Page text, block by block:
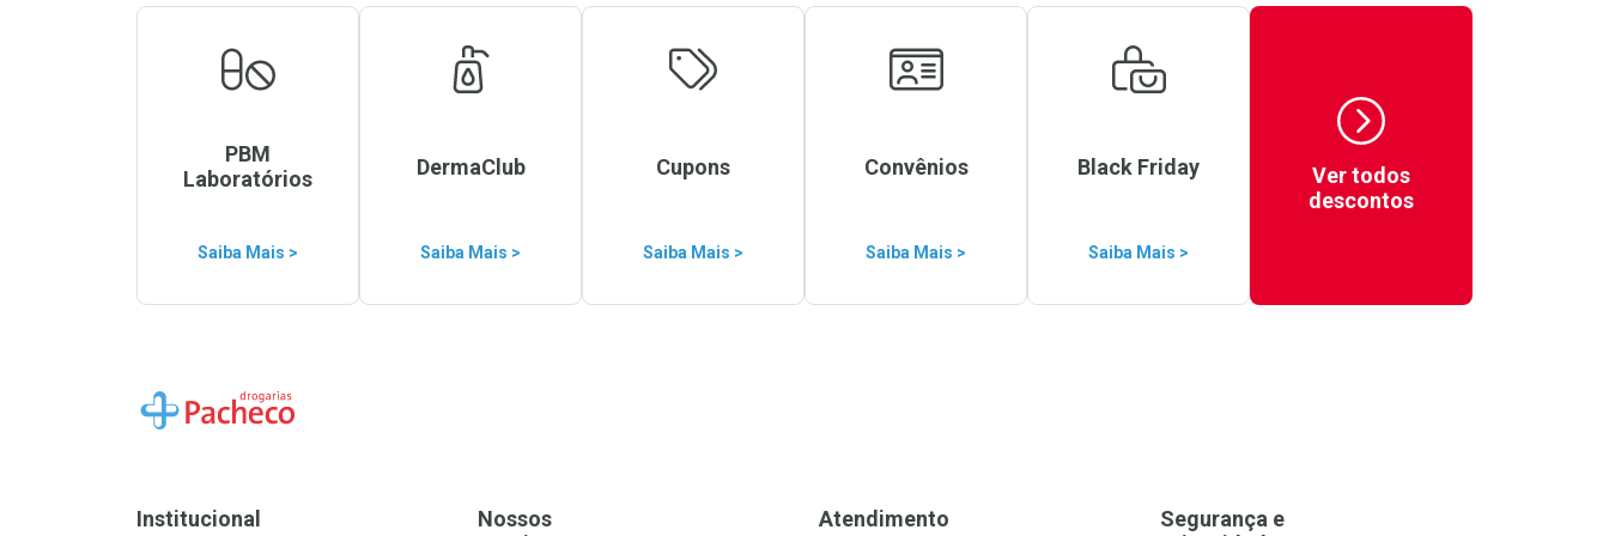
PBM
Laboratórios
Saiba Mais >
DermaClub
Saiba Mais >
Cupons
Saiba Mais >
Convênios
Saiba Mais >
Black Friday
Saiba Mais >
Ver todos
descontos
Ir para a Home
Institucional
Nossos
Atendimento
Segurança e